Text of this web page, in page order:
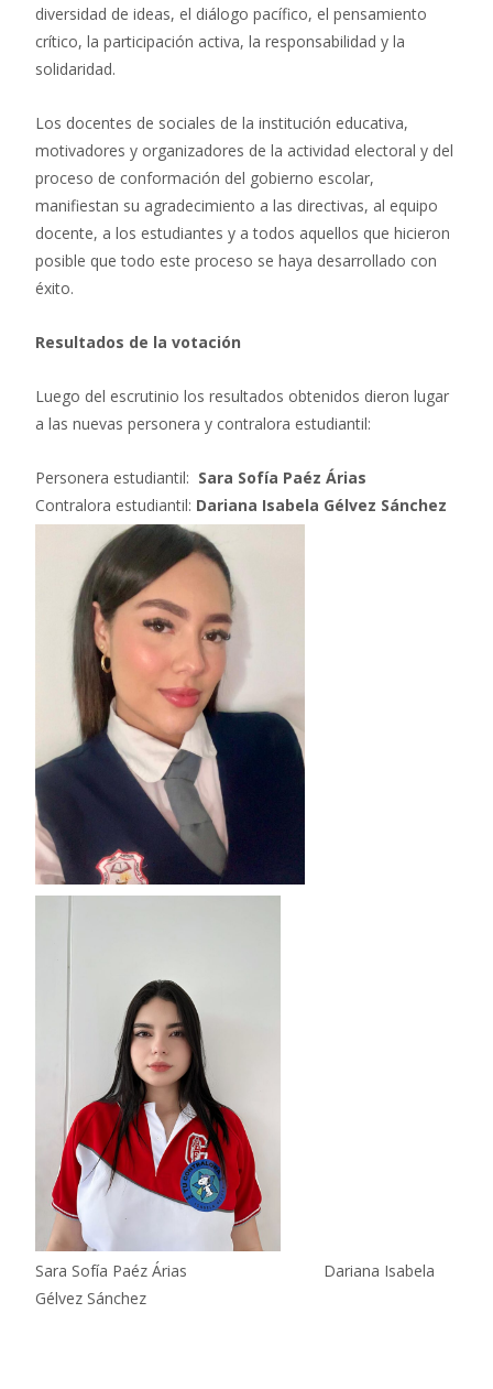
diversidad de ideas, el diálogo pacífico, el pensamiento
crítico, la participación activa, la responsabilidad y la
solidaridad.
Los docentes de sociales de la institución educativa,
motivadores y organizadores de la actividad electoral y del
proceso de conformación del gobierno escolar,
manifiestan su agradecimiento a las directivas, al equipo
docente, a los estudiantes y a todos aquellos que hicieron
posible que todo este proceso se haya desarrollado con
éxito.
Resultados de la votación
Luego del escrutinio los resultados obtenidos dieron lugar
a las nuevas personera y contralora estudiantil:
Personera estudiantil: Sara Sofía Paéz Árias
Contralora estudiantil: Dariana Isabela Gélvez Sánchez
Sara Sofía Paéz Árias Dariana Isabela
Gélvez Sánchez